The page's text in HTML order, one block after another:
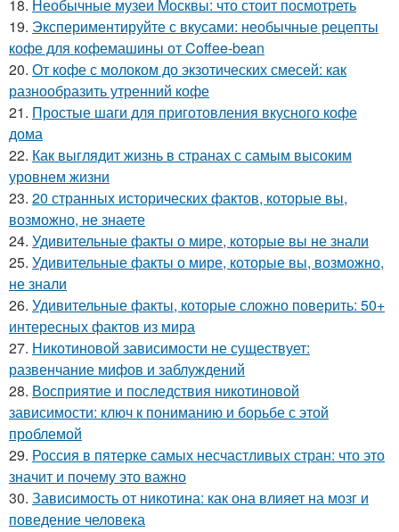
18. Необычные музеи Москвы: что стоит посмотреть
19. Экспериментируйте с вкусами: необычные рецепты
кофе для кофемашины от Coffee-bean
20. От кофе с молоком до экзотических смесей: как
разнообразить утренний кофе
21. Простые шаги для приготовления вкусного кофе
дома
22. Как выглядит жизнь в странах с самым высоким
уровнем жизни
23. 20 странных исторических фактов, которые вы,
возможно, не знаете
24. Удивительные факты о мире, которые вы не знали
25. Удивительные факты о мире, которые вы, возможно,
не знали
26. Удивительные факты, которые сложно поверить: 50+
интересных фактов из мира
27. Никотиновой зависимости не существует:
развенчание мифов и заблуждений
28. Восприятие и последствия никотиновой
зависимости: ключ к пониманию и борьбе с этой
проблемой
29. Россия в пятерке самых несчастливых стран: что это
значит и почему это важно
30. Зависимость от никотина: как она влияет на мозг и
поведение человека